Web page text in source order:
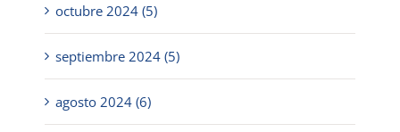
octubre 2024 (5)
septiembre 2024 (5)
agosto 2024 (6)